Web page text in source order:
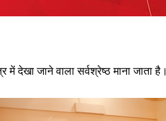
देखा जाने वाला सर्वश्रेष्ठ माना जाता है।